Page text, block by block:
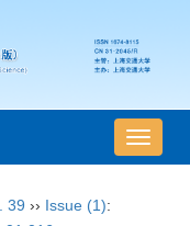
导
航
39 ›› Issue (1):